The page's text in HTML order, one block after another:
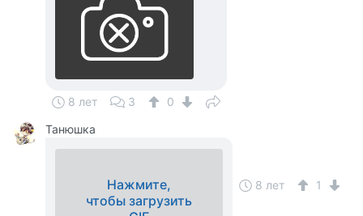
8 лет 3
0
Танюшка
Нажмите,
чтобы загрузить
8 лет 1